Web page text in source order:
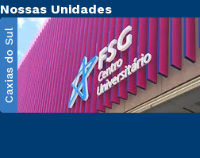
Nossas Unidades
Caxias do Sul